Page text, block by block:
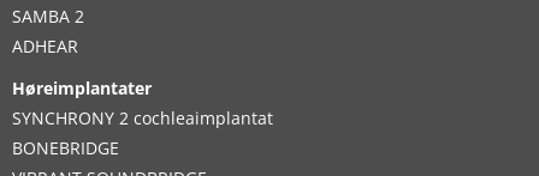
SAMBA 2
ADHEAR
Høreimplantater
SYNCHRONY 2 cochleaimplantat
BONEBRIDGE